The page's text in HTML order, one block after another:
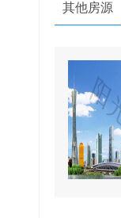
其他房源